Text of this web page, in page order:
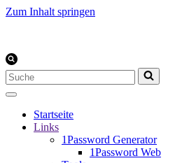
Zum Inhalt springen
Suchen
nach …
Startseite
Links
1Password Generator
1Password Web